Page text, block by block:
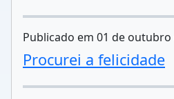
Publicado em 01 de outubro
Procurei a felicidade